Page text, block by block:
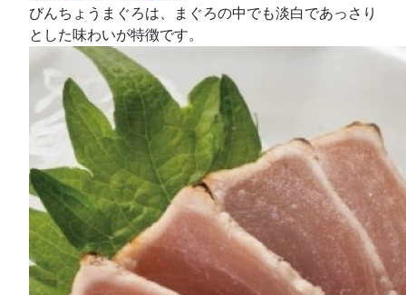
びんちょうまぐろは、まぐろの中でも淡白であっさり
とした味わいが特徴です。